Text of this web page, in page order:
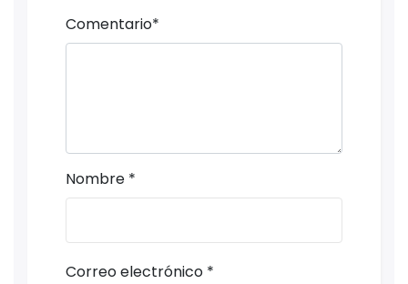
Comentario*
Nombre *
Correo electrónico *